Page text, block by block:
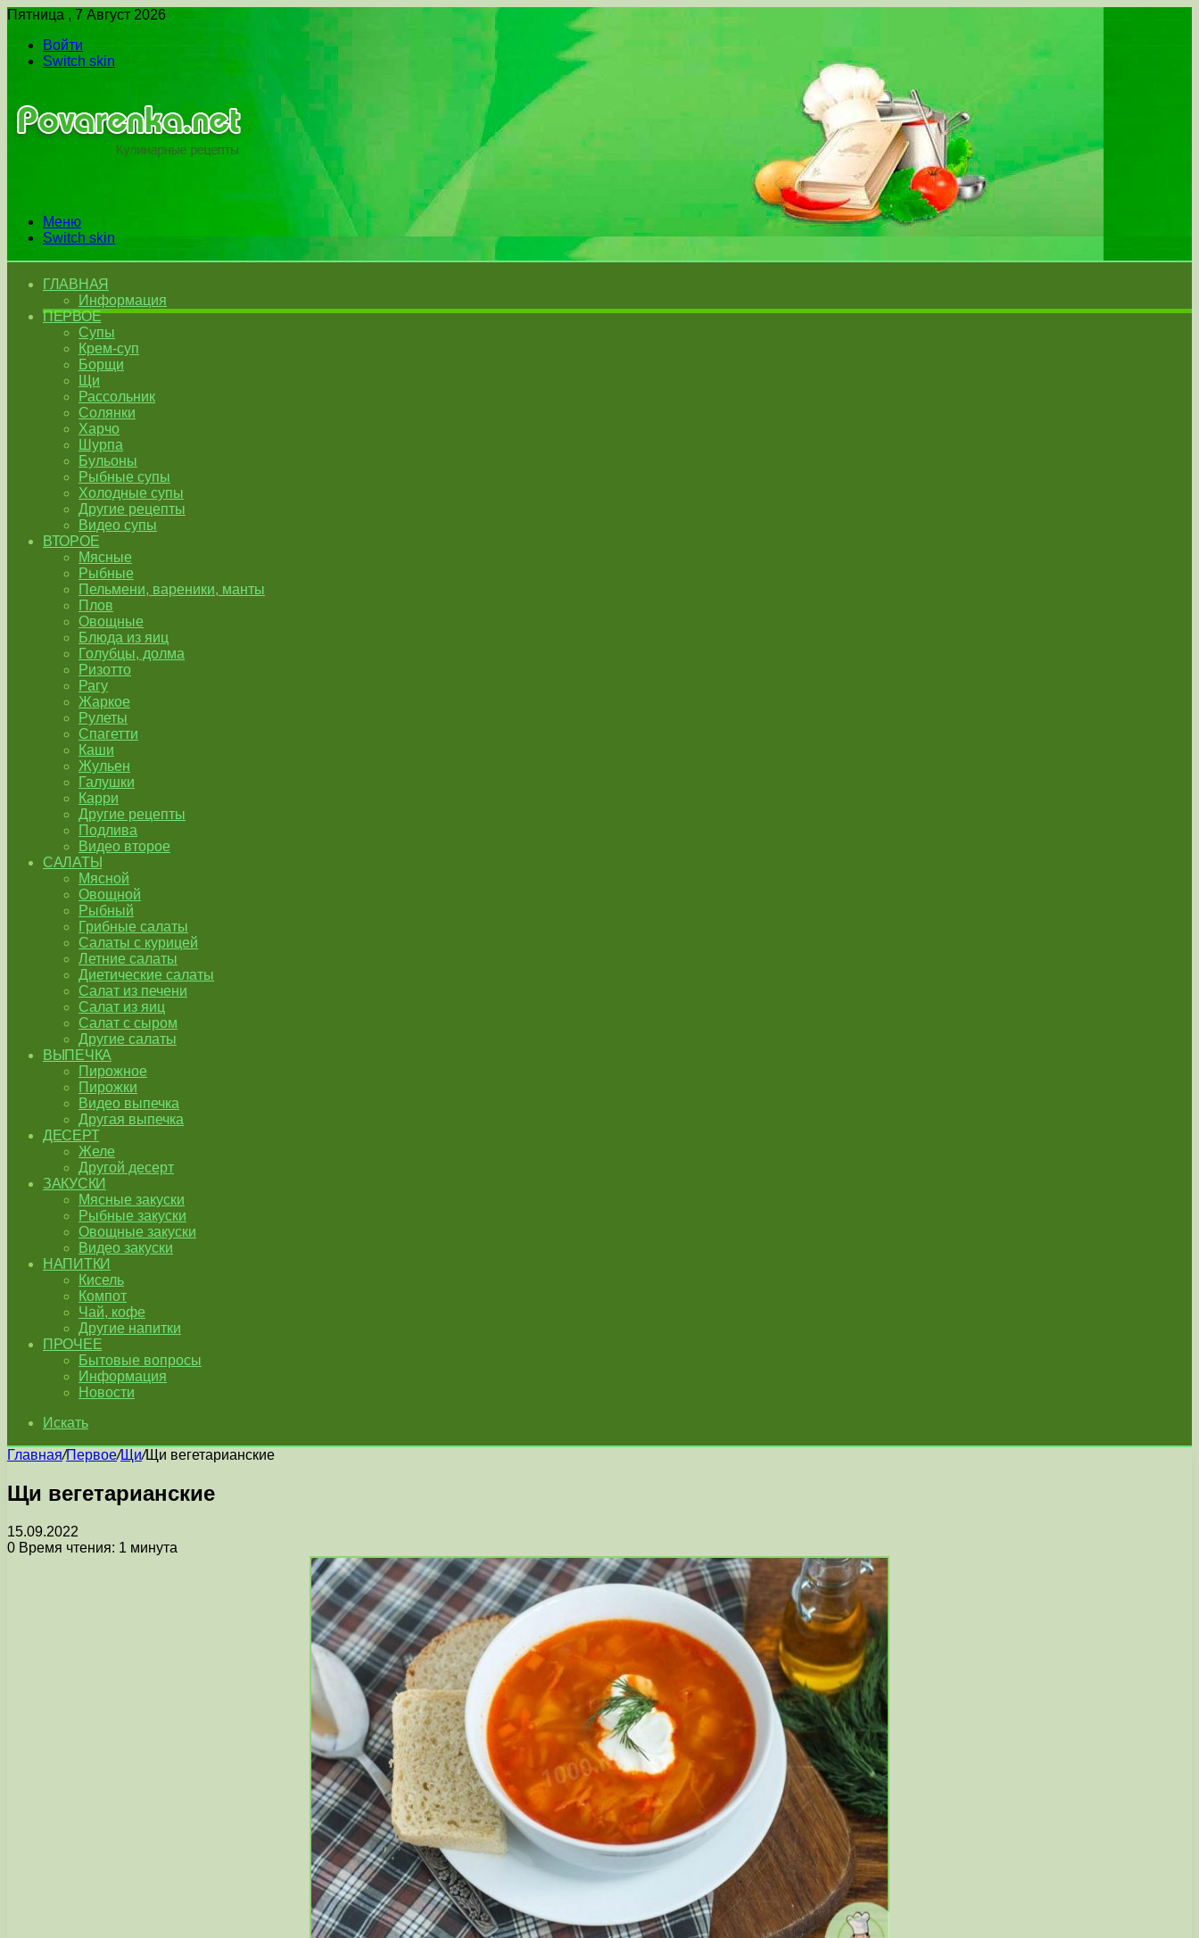
Пятница , 7 Август 2026
Войти
Switch skin
Меню
Switch skin
ГЛАВНАЯ
Информация
ПЕРВОЕ
Супы
Крем-суп
Борщи
Щи
Рассольник
Солянки
Харчо
Шурпа
Бульоны
Рыбные супы
Холодные супы
Другие рецепты
Видео супы
ВТОРОЕ
Мясные
Рыбные
Пельмени, вареники, манты
Плов
Овощные
Блюда из яиц
Голубцы, долма
Ризотто
Рагу
Жаркое
Рулеты
Спагетти
Каши
Жульен
Галушки
Карри
Другие рецепты
Подлива
Видео второе
САЛАТЫ
Мясной
Овощной
Рыбный
Грибные салаты
Салаты с курицей
Летние салаты
Диетические салаты
Салат из печени
Салат из яиц
Салат с сыром
Другие салаты
ВЫПЕЧКА
Пирожное
Пирожки
Видео выпечка
Другая выпечка
ДЕСЕРТ
Желе
Другой десерт
ЗАКУСКИ
Мясные закуски
Рыбные закуски
Овощные закуски
Видео закуски
НАПИТКИ
Кисель
Компот
Чай, кофе
Другие напитки
ПРОЧЕЕ
Бытовые вопросы
Информация
Новости
Искать
Главная/Первое/Щи/Щи вегетарианские
Щи вегетарианские
15.09.2022
0 Время чтения: 1 минута